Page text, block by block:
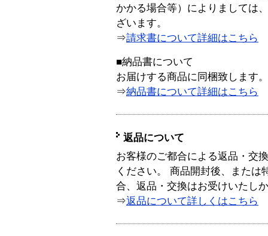
かかる場合等）によりましては
ざいます。
⇒請求書について詳細はこちら
■納品書について
お届けする商品に同梱致します。
⇒納品書について詳細はこちら
返品について
お客様のご都合による返品・交
ください。 商品開封後、または
合、返品・交換はお受けいたし
⇒返品について詳しくはこちら